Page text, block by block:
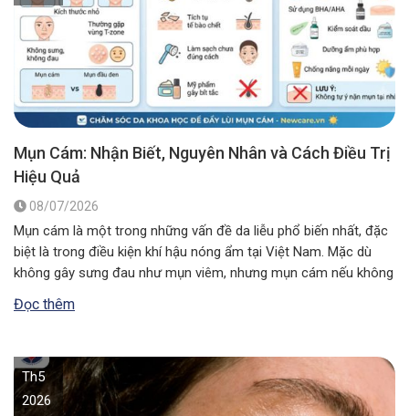
Mụn Cám: Nhận Biết, Nguyên Nhân và Cách Điều Trị
Hiệu Quả
08/07/2026
Mụn cám là một trong những vấn đề da liễu phổ biến nhất, đặc
biệt là trong điều kiện khí hậu nóng ẩm tại Việt Nam. Mặc dù
không gây sưng đau như mụn viêm, nhưng mụn cám nếu không
Đọc thêm
Th5
2026